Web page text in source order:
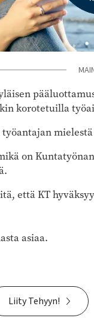
korotetuilla
työantajan
on
että KT
asiaa.
Liity Tehyyn!